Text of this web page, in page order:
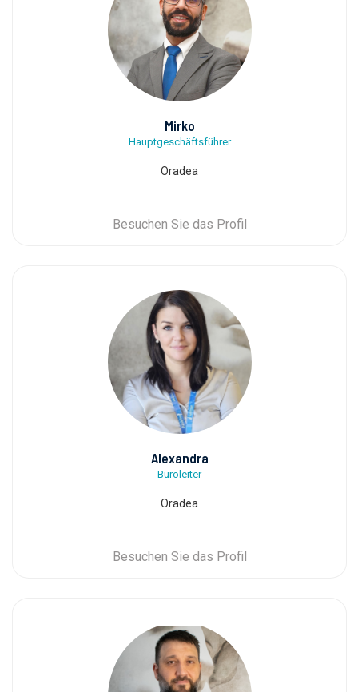
Mirko
Hauptgeschäftsführer
Oradea
Besuchen Sie das Profil
Alexandra
Büroleiter
Oradea
Besuchen Sie das Profil